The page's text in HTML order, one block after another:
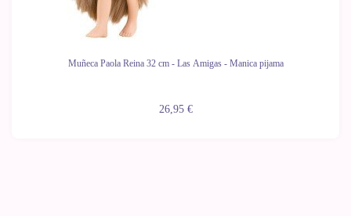
Muñeca Paola Reina 32 cm - Las Amigas - Manica pijama
26,95 €